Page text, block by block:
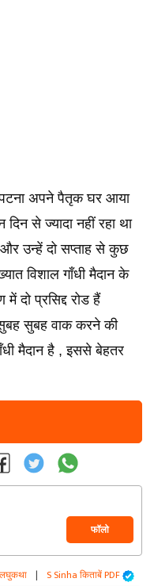
पटना अपने पैतृक घर आया
से ज्यादा नहीं रहा था
उन्हें दो सप्ताह से कुछ
विशाल गाँधी मैदान के
में दो प्रसिद्द रोड हैं
सुबह वाक करने की
मैदान है , इससे बेहतर
फॉलो
लघुकथा | S Sinha किताबें PDF